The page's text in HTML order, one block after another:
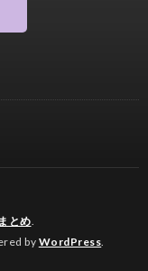
とめ.
by WordPress.